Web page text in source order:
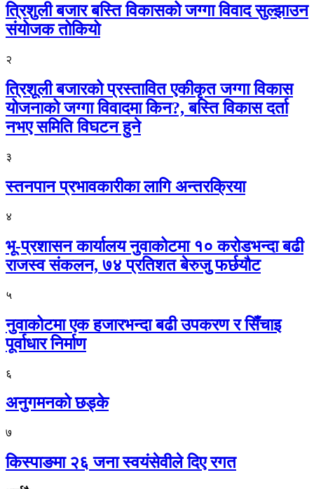
त्रिशुली बजार बस्ति विकासको जग्गा विवाद सुल्झाउन
संयोजक तोकियो
२
त्रिशूली बजारको प्रस्तावित एकीकृत जग्गा विकास
योजनाको जग्गा विवादमा किन?, बस्ति विकास दर्ता
नभए समिति विघटन हुने
३
स्तनपान प्रभावकारीका लागि अन्तरक्रिया
४
भू-प्रशासन कार्यालय नुवाकोटमा १० करोडभन्दा बढी
राजस्व संकलन, ७४ प्रतिशत बेरुजु फर्छयौट
५
नुवाकोटमा एक हजारभन्दा बढी उपकरण र सिँचाइ
पूर्वाधार निर्माण
६
अनुगमनको छड्के
७
किस्पाङमा २६ जना स्वयंसेवीले दिए रगत